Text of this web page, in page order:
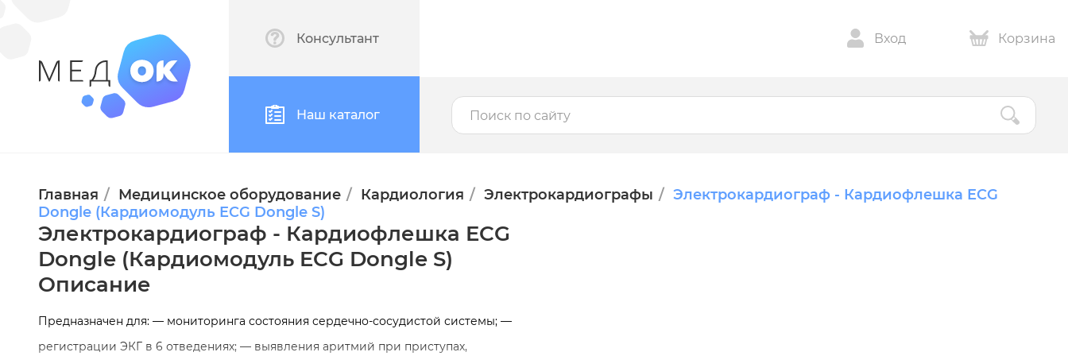
Консультант
Наш каталог
Вход Корзина
Главная Медицинское оборудование Кардиология Электрокардиографы
Электрокардиограф - Кардиофлешка ECG
Dongle (Кардиомодуль ECG Dongle S)
Электрокардиограф - Кардиофлешка ECG
Dongle (Кардиомодуль ECG Dongle S)
Описание
Предназначен для: — мониторинга состояния сердечно-сосудистой системы; —
регистрации ЭКГ в 6 отведениях; — выявления аритмий при приступах,